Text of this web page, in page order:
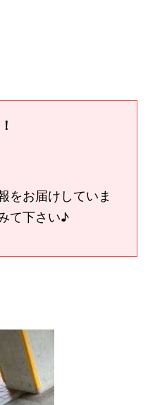
をお届けしていま
て下さい♪